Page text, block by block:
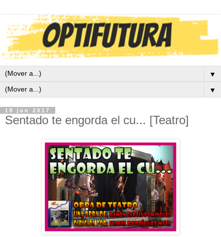
▼
▼
18 jun 2017
Sentado te engorda el cu... [Teatro]